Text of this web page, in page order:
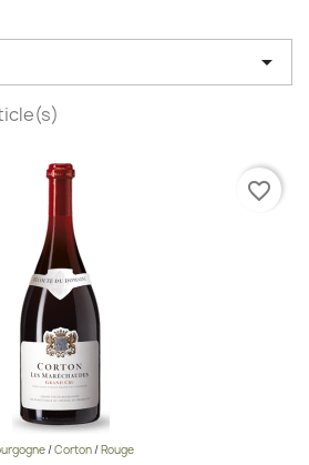

/Corton/Rouge
favorite_border